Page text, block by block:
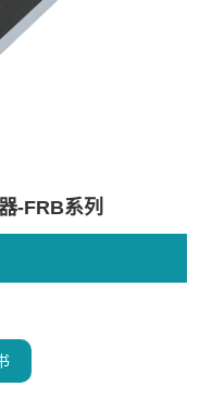
-FRB系列